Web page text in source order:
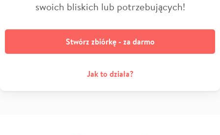
swoich bliskich lub potrzebujących!
Stwórz zbiórkę - za darmo
Jak to działa?